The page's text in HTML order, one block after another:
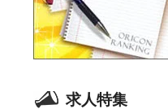
求人特集